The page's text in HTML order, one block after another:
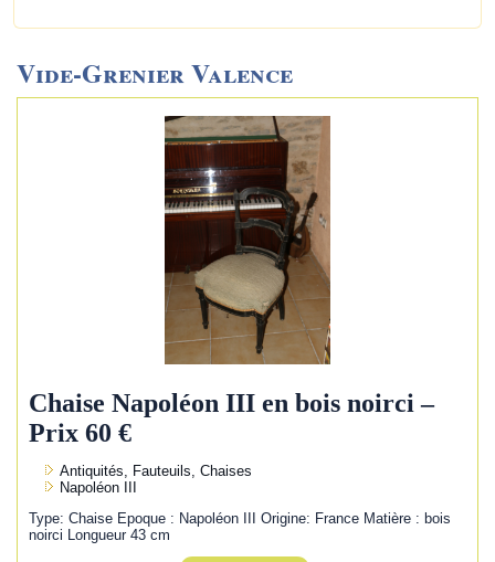
Vide-Grenier Valence
Chaise Napoléon III en bois noirci –
Prix 60 €
Antiquités, Fauteuils, Chaises
Napoléon III
Type: Chaise Epoque : Napoléon III Origine: France Matière : bois
noirci Longueur 43 cm